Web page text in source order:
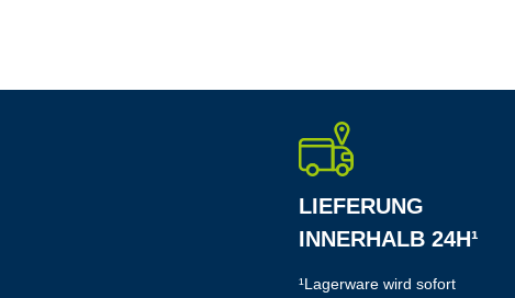
LIEFERUNG
INNERHALB 24H¹
¹Lagerware wird sofort